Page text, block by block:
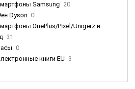
Samsung 20
Dyson 0
OnePlus/Pixel/Unigerz и
31
0
книги EU 3